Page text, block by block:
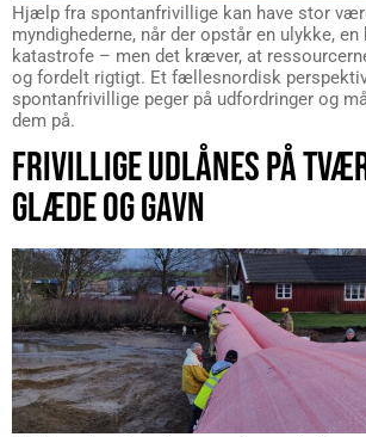
Hjælp fra spontanfrivillige kan have stor
myndighederne, når der opstår en ulykke,
katastrofe – men det kræver, at
og fordelt rigtigt. Et fællesnordisk
spontanfrivillige peger på udfordringer og
dem på.
FRIVILLIGE UDLÅNES PÅ
GLÆDE OG GAVN